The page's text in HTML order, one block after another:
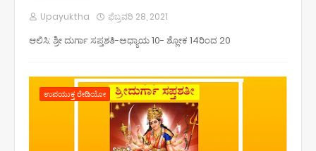
Upayuktha ಫೆಬ್ರವರಿ 28, 2021
ಆಲಿಸಿ: ಶ್ರೀ ದುರ್ಗಾ ಸಪ್ತಶತಿ-ಅಧ್ಯಾಯ 10- ಶ್ಲೋಕ 14ರಿಂದ 20
ಉಪಯುಕ್ತ ರೇಡಿಯೋ